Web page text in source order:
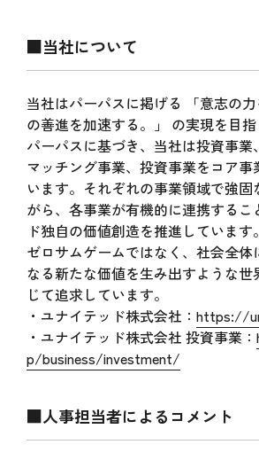
■当社について
当社はパーパスに掲げる 「意志の
の善進を加速する。」 の実現を目
パーパスに基づき、当社は投資事
マッチング事業、投資事業をコア事
います。それぞれの事業領域で強固
がら、各事業が有機的に連携するこ
ド独自の価値創造を推進しています。
ゼロサムゲームではなく、社会全体
なる新たな価値を生み出すような世
じて追求しています。
・ユナイテッド株式会社： https://
・ユナイテッド株式会社 投資事業：
p/business/investment/
■人事担当者によるコメント